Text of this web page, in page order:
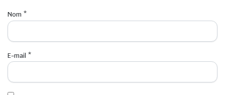
Nom *
E-mail *